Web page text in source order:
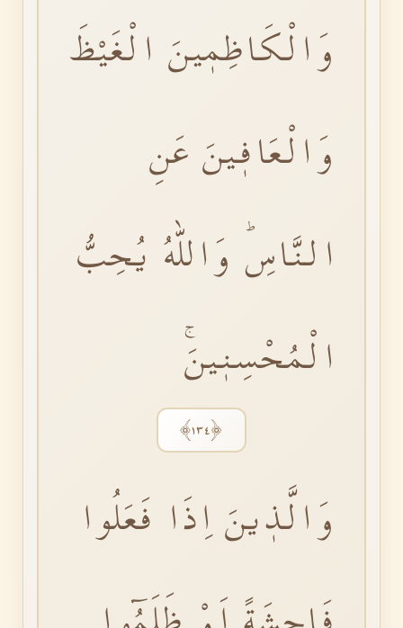
وَالْكَاظِمٖينَ الْغَيْظَ
وَالْعَافٖينَ عَنِ
النَّاسِؕ وَاللّٰهُ يُحِبُّ
الْمُحْسِنٖينَۚ
﴿١٣٤﴾
وَالَّذٖينَ اِذَا فَعَلُوا